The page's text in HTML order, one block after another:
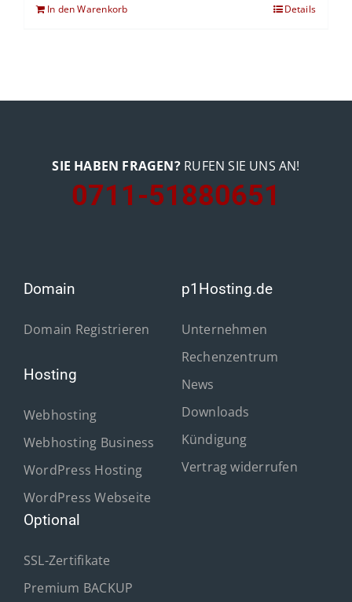
In den Warenkorb Details
SIE HABEN FRAGEN?RUFEN SIE UNS AN!
0711-51880651
Domain
Domain Registrieren
Hosting
Webhosting
Webhosting Business
WordPress Hosting
WordPress Webseite
Optional
SSL-Zertifikate
Premium BACKUP
p1Hosting.de
Unternehmen
Rechenzentrum
News
Downloads
Kündigung
Vertrag widerrufen